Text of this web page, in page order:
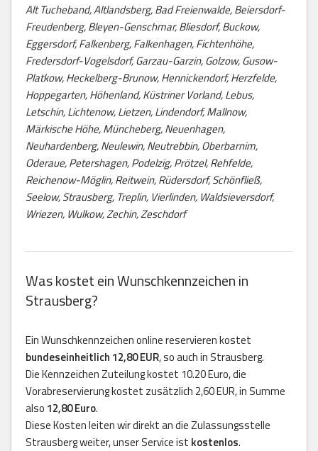
Alt Tucheband, Altlandsberg, Bad Freienwalde, Beiersdorf-
Freudenberg, Bleyen-Genschmar, Bliesdorf, Buckow,
Eggersdorf, Falkenberg, Falkenhagen, Fichtenhöhe,
Fredersdorf-Vogelsdorf, Garzau-Garzin, Golzow, Gusow-
Platkow, Heckelberg-Brunow, Hennickendorf, Herzfelde,
Hoppegarten, Höhenland, Küstriner Vorland, Lebus,
Letschin, Lichtenow, Lietzen, Lindendorf, Mallnow,
Märkische Höhe, Müncheberg, Neuenhagen,
Neuhardenberg, Neulewin, Neutrebbin, Oberbarnim,
Oderaue, Petershagen, Podelzig, Prötzel, Rehfelde,
Reichenow-Möglin, Reitwein, Rüdersdorf, Schönfließ,
Seelow, Strausberg, Treplin, Vierlinden, Waldsieversdorf,
Wriezen, Wulkow, Zechin, Zeschdorf
Was kostet ein Wunschkennzeichen in
Strausberg?
Ein Wunschkennzeichen online reservieren kostet
bundeseinheitlich 12,80 EUR, so auch in Strausberg.
Die Kennzeichen Zuteilung kostet 10.20 Euro, die
Vorabreservierung kostet zusätzlich 2,60 EUR, in Summe
also 12,80 Euro.
Diese Kosten leiten wir direkt an die Zulassungsstelle
Strausberg weiter, unser Service ist kostenlos.